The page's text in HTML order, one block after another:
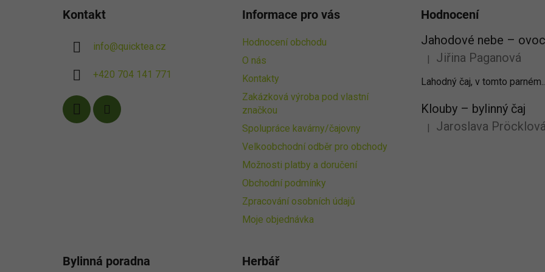
Kontakt
info@quicktea.cz
+420 704 141 771
Informace pro vás
Hodnocení obchodu
O nás
Kontakty
Zakázková výroba pod vlastní
značkou
Spolupráce kavárny/čajovny
Velkoobchodní odběr pro obchody
Možnosti platby a doručení
Obchodní podmínky
Zpracování osobních údajů
Moje objednávka
Hodnocení
Hodnocení produktu je 5 z 5
Jiřina Paganová
Lahodný čaj, v tomto parném...
Klouby –⁠⁠⁠⁠⁠ bylinný čaj
Hodnocení produktu je 5 z 5
Jaroslava Pröcklová
Bylinná poradna Herbář